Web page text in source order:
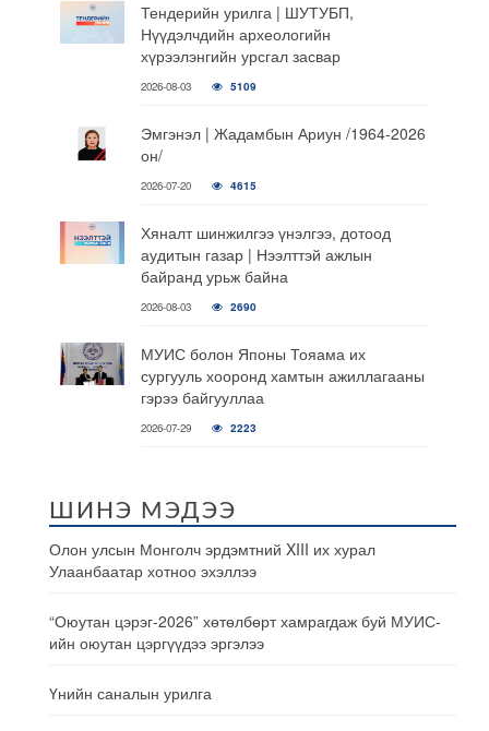
Тендерийн урилга | ШУТУБП,
Нүүдэлчдийн археологийн
хүрээлэнгийн урсгал засвар
2026-08-03 5109
Эмгэнэл | Жадамбын Ариун /1964-2026
он/
2026-07-20 4615
Хяналт шинжилгээ үнэлгээ, дотоод
аудитын газар | Нээлттэй ажлын
байранд урьж байна
2026-08-03 2690
МУИС болон Японы Тояама их
сургууль хооронд хамтын ажиллагааны
гэрээ байгууллаа
2026-07-29 2223
ШИНЭ МЭДЭЭ
Олон улсын Монголч эрдэмтний XIII их хурал
Улаанбаатар хотноо эхэллээ
“Оюутан цэрэг-2026” хөтөлбөрт хамрагдаж буй МУИС-
ийн оюутан цэргүүдээ эргэлээ
Үнийн саналын урилга